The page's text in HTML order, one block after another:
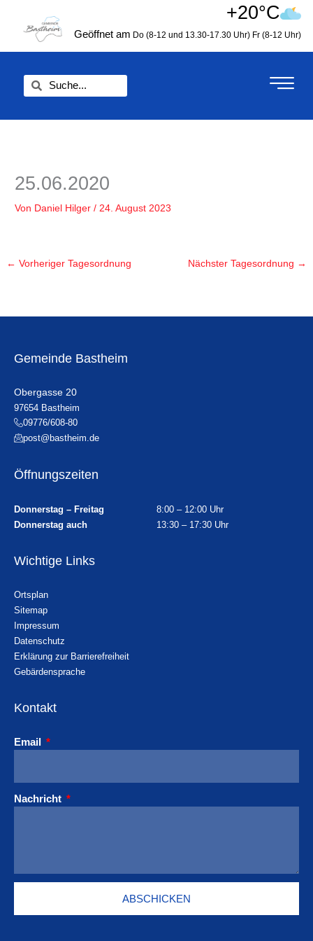
springen
+20°C
Geöffnet am Do (8-12 und 13.30-17.30 Uhr) Fr (8-12 Uhr)
25.06.2020
Von Daniel Hilger/ 24. August 2023
← Vorheriger Tagesordnung Nächster Tagesordnung →
Gemeinde Bastheim
Obergasse 20
97654 Bastheim
09776/608-80
post@bastheim.de
Öffnungszeiten
Donnerstag – Freitag
8:00 – 12:00 Uhr
Donnerstag auch
13:30 – 17:30 Uhr
Wichtige Links
Ortsplan
Sitemap
Impressum
Datenschutz
Erklärung zur Barrierefreiheit
Gebärdensprache
Kontakt
Email
Nachricht
ABSCHICKEN